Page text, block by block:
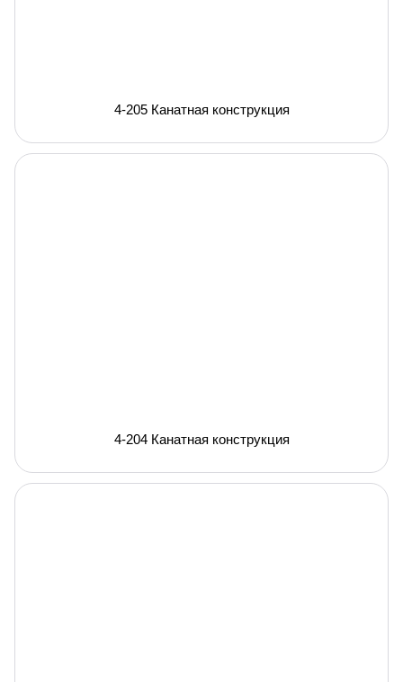
4-205 Канатная конструкция
4-204 Канатная конструкция